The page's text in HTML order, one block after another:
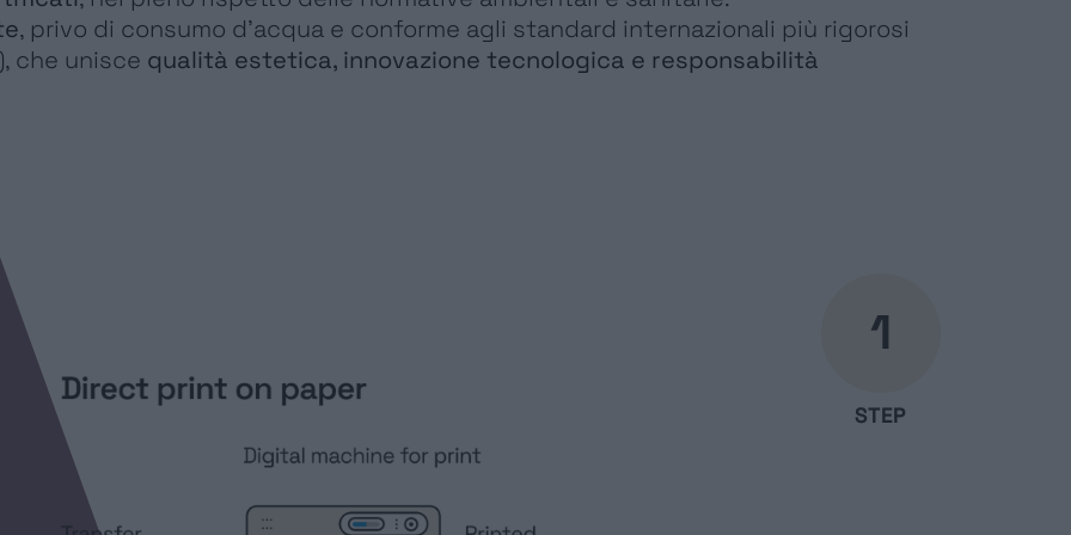
, privo di consumo d’acqua e conforme agli standard internazionali più rigorosi
che unisce qualità estetica, innovazione tecnologica e responsabilità
1